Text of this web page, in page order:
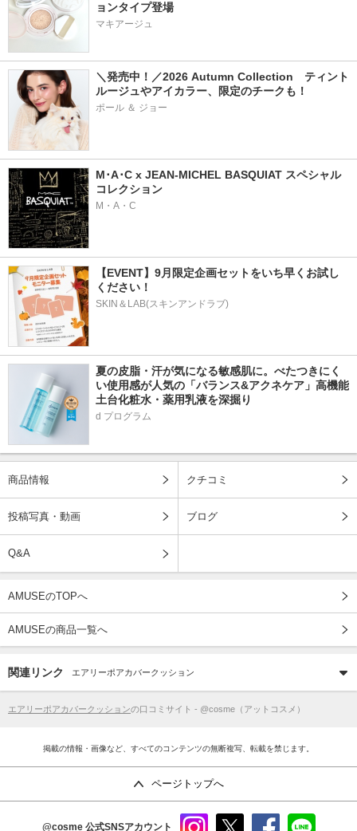
ョンタイプ登場
マキアージュ
＼発売中！／2026 Autumn Collection　ティント
ルージュやアイカラー、限定のチークも！
ポール ＆ ジョー
M･A･C x JEAN-MICHEL BASQUIAT スペシャル
コレクション
M・A・C
【EVENT】9月限定企画セットをいち早くお試し
ください！
SKIN＆LAB(スキンアンドラブ)
夏の皮脂・汗が気になる敏感肌に。べたつきにく
い使用感が人気の「バランス&アクネケア」高機能
土台化粧水・薬用乳液を深掘り
d プログラム
商品情報 クチコミ
投稿写真・動画 ブログ
Q&A
AMUSEのTOPへ
AMUSEの商品一覧へ
関連リンク エアリーポアカバークッション
エアリーポアカバークッションの口コミサイト - @cosme（アットコスメ）
掲載の情報・画像など、すべてのコンテンツの無断複写、転載を禁じます。
ページトップへ
@cosme 公式SNSアカウント